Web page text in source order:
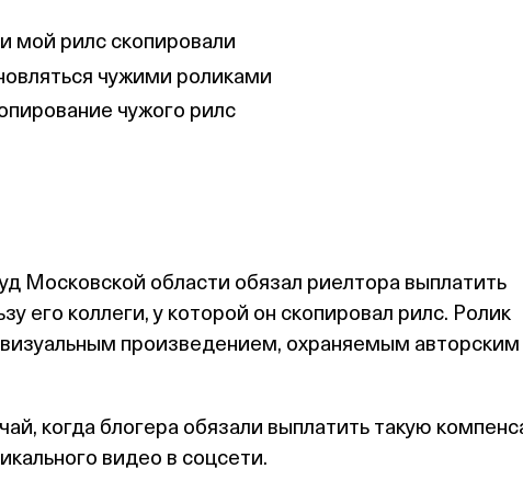
мой рилс скопировали
чужими роликами
чужого рилс
Московской области обязал риелтора выплатить
его коллеги, у которой он скопировал рилс. Ролик
произведением, охраняемым авторским
когда блогера обязали выплатить такую
видео в соцсети.